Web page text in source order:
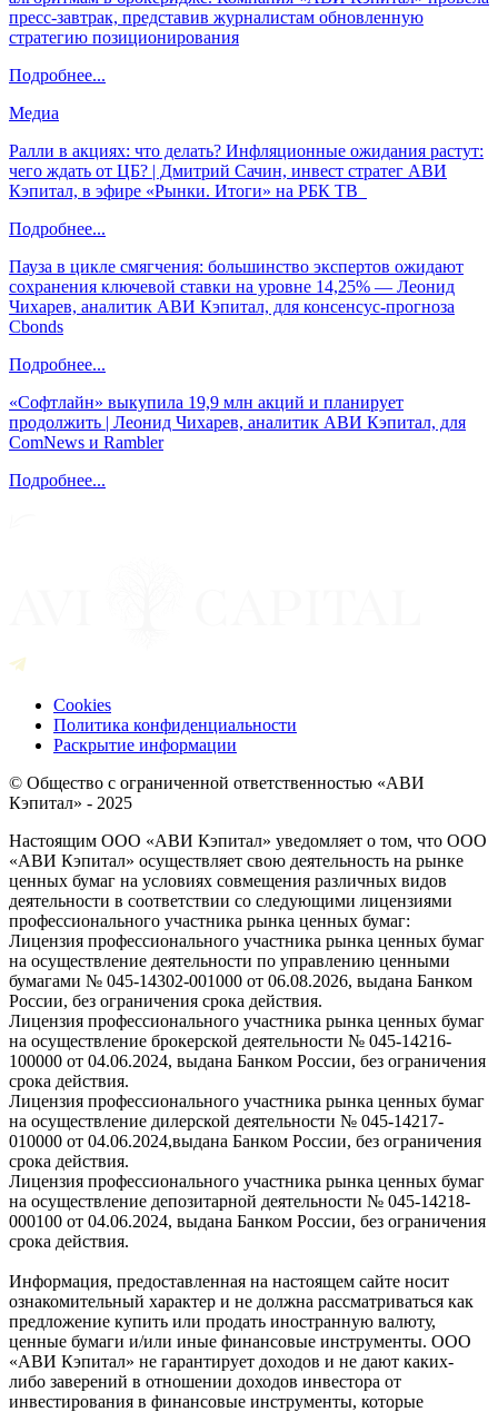
пресс-завтрак, представив журналистам обновленную
стратегию позиционирования
Подробнее...
Медиа
Ралли в акциях: что делать? Инфляционные ожидания растут:
чего ждать от ЦБ? | Дмитрий Сачин, инвест стратег АВИ
Кэпитал, в эфире «Рынки. Итоги» на РБК ТВ
Подробнее...
Пауза в цикле смягчения: большинство экспертов ожидают
сохранения ключевой ставки на уровне 14,25% — Леонид
Чихарев, аналитик АВИ Кэпитал, для консенсус-прогноза
Cbonds
Подробнее...
«Софтлайн» выкупила 19,9 млн акций и планирует
продолжить | Леонид Чихарев, аналитик АВИ Кэпитал, для
ComNews и Rambler
Подробнее...
Cookies
Политика конфиденциальности
Раскрытие информации
© Общество с ограниченной ответственностью «АВИ
Кэпитал» - 2025
Настоящим ООО «АВИ Кэпитал» уведомляет о том, что ООО
«АВИ Кэпитал» осуществляет свою деятельность на рынке
ценных бумаг на условиях совмещения различных видов
деятельности в соответствии со следующими лицензиями
профессионального участника рынка ценных бумаг:
Лицензия профессионального участника рынка ценных бумаг
на осуществление деятельности по управлению ценными
бумагами № 045-14302-001000 от 06.08.2026, выдана Банком
России, без ограничения срока действия.
Лицензия профессионального участника рынка ценных бумаг
на осуществление брокерской деятельности № 045-14216-
100000 от 04.06.2024, выдана Банком России, без ограничения
срока действия.
Лицензия профессионального участника рынка ценных бумаг
на осуществление дилерской деятельности № 045-14217-
010000 от 04.06.2024,выдана Банком России, без ограничения
срока действия.
Лицензия профессионального участника рынка ценных бумаг
на осуществление депозитарной деятельности № 045-14218-
000100 от 04.06.2024, выдана Банком России, без ограничения
срока действия.
Информация, предоставленная на настоящем сайте носит
ознакомительный характер и не должна рассматриваться как
предложение купить или продать иностранную валюту,
ценные бумаги и/или иные финансовые инструменты. ООО
«АВИ Кэпитал» не гарантирует доходов и не дают каких-
либо заверений в отношении доходов инвестора от
инвестирования в финансовые инструменты, которые